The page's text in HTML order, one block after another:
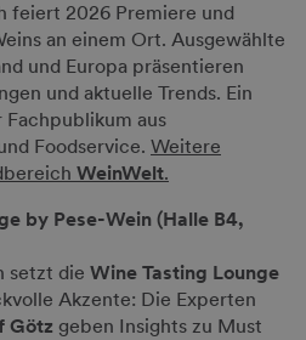
feiert 2026 Premiere und
an einem Ort. Ausgewählte
und Europa präsentieren
und aktuelle Trends. Ein
aus
Foodservice. Weitere
WeinWelt.
by Pese-Wein (Halle B4,
setzt die Wine Tasting Lounge
Akzente: Die Experten
Götz geben Insights zu Must